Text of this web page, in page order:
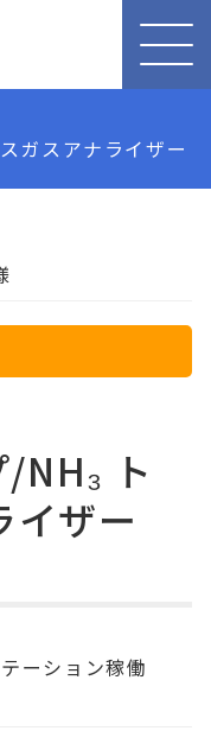
ガスアナライザー
NH₃ ト
イザー
ーション稼働